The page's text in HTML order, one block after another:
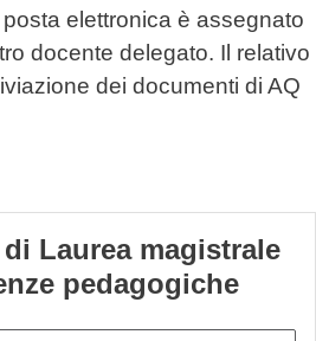
elettronica è assegnato
docente delegato. Il relativo
dei documenti di AQ
Laurea magistrale
pedagogiche